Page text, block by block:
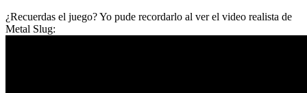
¿Recuerdas el juego? Yo pude recordarlo al ver el video realista de
Metal Slug: